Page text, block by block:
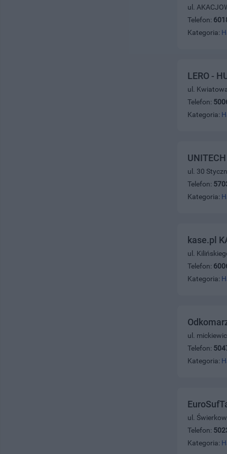
ul.
Telefon:
Kategoria:
LERO -
ul.
Telefon:
Kategoria:
ul. 30
Telefon:
Kategoria:
kase.pl
ul.
Telefon:
Kategoria:
ul.
Telefon:
Kategoria:
ul.
Telefon:
Kategoria: